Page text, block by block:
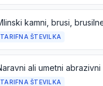
TARIFNA ŠTEVILKA
TARIFNA ŠTEVILKA